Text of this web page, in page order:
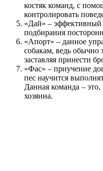
костяк команд, с
контролировать
«Дай» – эффективный
подбирания
«Апорт» – данное
собакам, ведь обычно
заставляя принести
«Фас» – приучение
пес научится
Данная команда –
хозяина.